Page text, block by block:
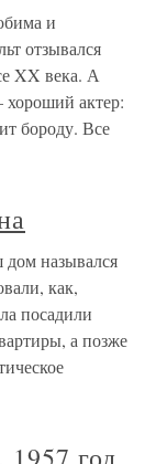
и
отзывался
XX века. А
актер:
бороду. Все
назывался
как,
посадили
а позже